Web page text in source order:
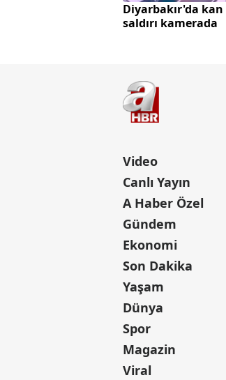
Diyarbakır'da
saldırı kamerada
Video
Canlı Yayın
A Haber Özel
Gündem
Ekonomi
Son Dakika
Yaşam
Dünya
Spor
Magazin
Viral